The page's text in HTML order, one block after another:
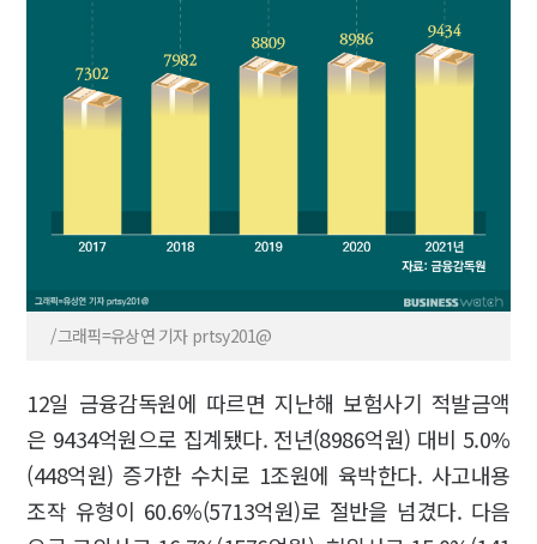
/그래픽=유상연 기자 prtsy201@
12일 금융감독원에 따르면 지난해 보험사기 적발금액
은 9434억원으로 집계됐다. 전년(8986억원) 대비 5.0%
(448억원) 증가한 수치로 1조원에 육박한다. 사고내용
조작 유형이 60.6%(5713억원)로 절반을 넘겼다. 다음